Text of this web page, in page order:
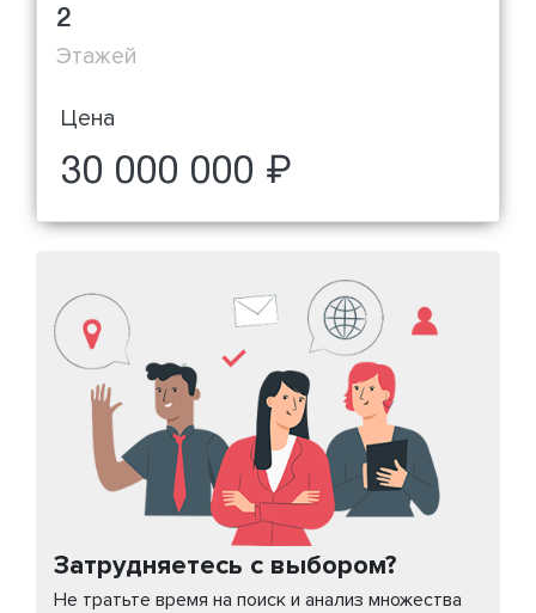
2
Этажей
Цена
30 000 000 ₽
Затрудняетесь с выбором?
Не тратьте время на поиск и анализ множества